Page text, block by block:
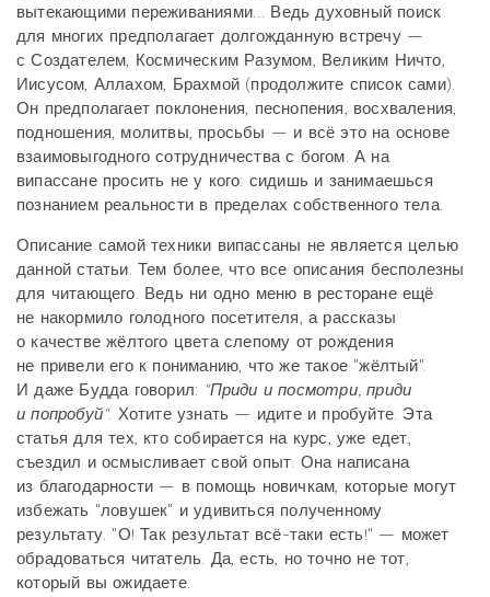
вытекающими переживаниями… Ведь духовный поиск
для многих предполагает долгожданную встречу —
с Создателем, Космическим Разумом, Великим Ничто,
Иисусом, Аллахом, Брахмой (продолжите список сами).
Он предполагает поклонения, песнопения, восхваления,
подношения, молитвы, просьбы — и всё это на основе
взаимовыгодного сотрудничества с богом. А на
випассане просить не у кого: сидишь и занимаешься
познанием реальности в пределах собственного тела.
Описание самой техники випассаны не является целью
данной статьи. Тем более, что все описания бесполезны
для читающего. Ведь ни одно меню в ресторане ещё
не накормило голодного посетителя, а рассказы
о качестве жёлтого цвета слепому от рождения
не привели его к пониманию, что же такое "жёлтый".
И даже Будда говорил: "Приди и посмотри, приди
и попробуй". Хотите узнать — идите и пробуйте. Эта
статья для тех, кто собирается на курс, уже едет,
съездил и осмысливает свой опыт. Она написана
из благодарности — в помощь новичкам, которые могут
избежать "ловушек" и удивиться полученному
результату. "О! Так результат всё-таки есть!" — может
обрадоваться читатель. Да, есть, но точно не тот,
который вы ожидаете.